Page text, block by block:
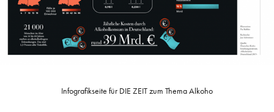
Infografikseite für DIE ZEIT zum Thema Alkoho